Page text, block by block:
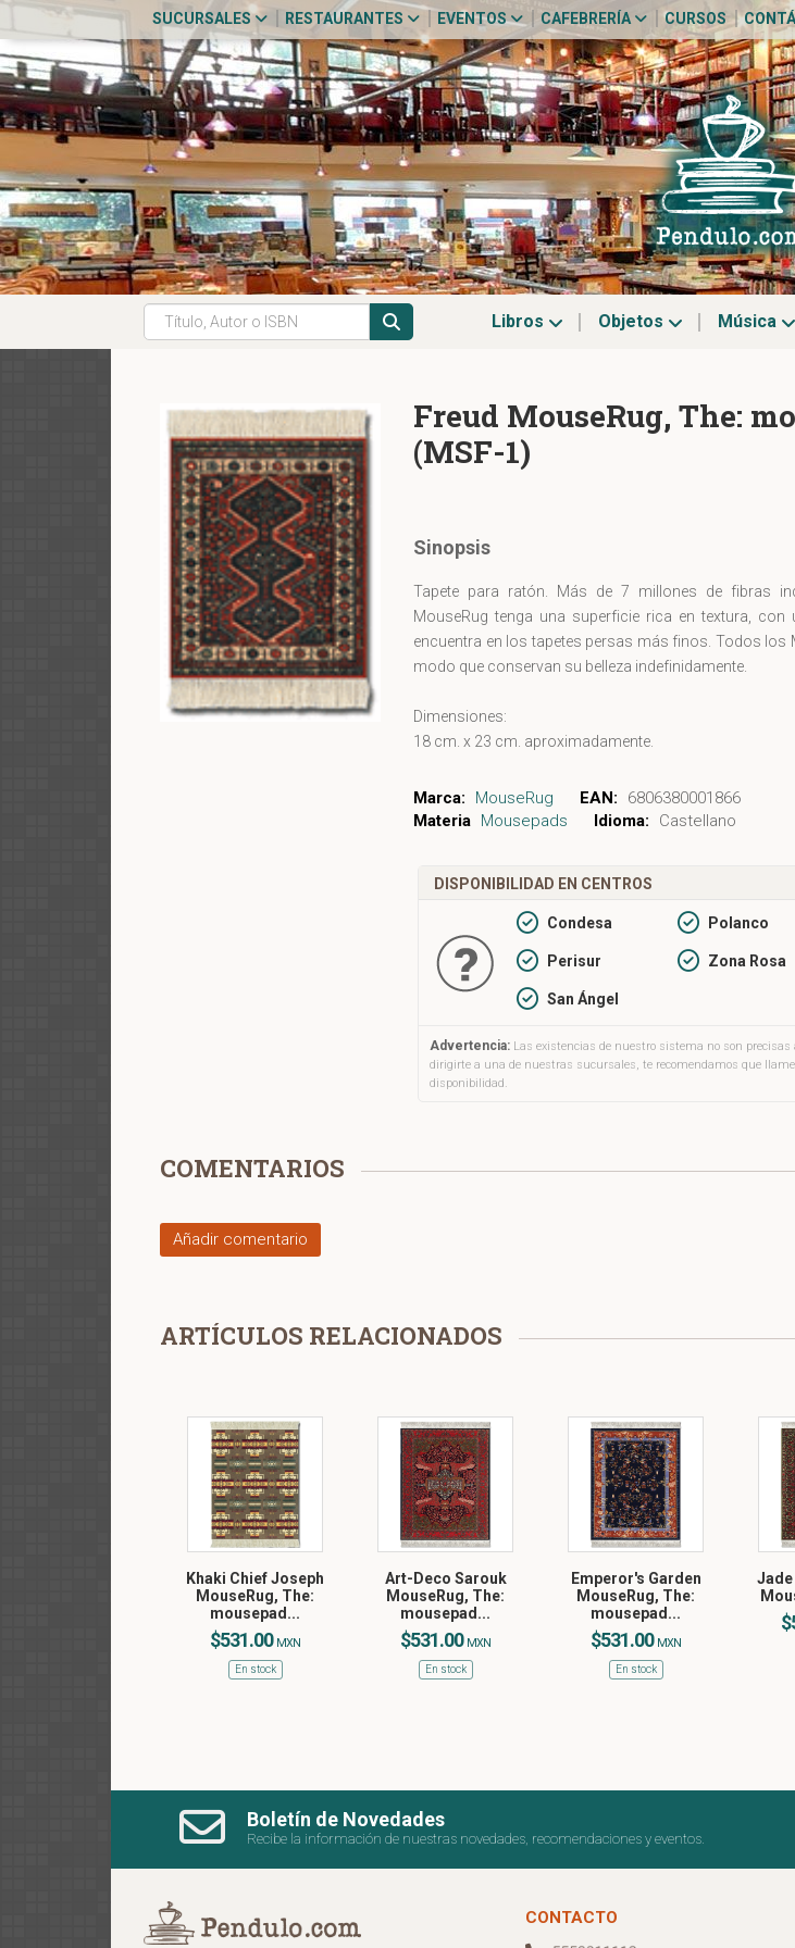
SUCURSALES RESTAURANTES EVENTOS CAFEBRERÍA CURSOS
Libros Objetos Música
Freud MouseRug, The:
(MSF-1)
Sinopsis
Tapete para ratón. Más de 7 millones de fibras
MouseRug tenga una superficie rica en textura,
encuentra en los tapetes persas más finos. Todos los
modo que conservan su belleza indefinidamente.
Dimensiones:
18 cm. x 23 cm. aproximadamente.
Marca: MouseRug EAN:
6806380001866
Materia Mousepads Idioma: Castellano
DISPONIBILIDAD EN CENTROS
Condesa Polanco
Perisur Zona Rosa
San Ángel
Advertencia: Las existencias de nuestro sistema no son precisas
dirigirte a una de nuestras sucursales, te recomendamos que
disponibilidad.
COMENTARIOS
Añadir comentario
ARTÍCULOS RELACIONADOS
Khaki Chief Joseph
MouseRug, The:
mousepad...
$531.00 MXN
En stock
Art-Deco Sarouk
MouseRug, The:
mousepad...
$531.00 MXN
En stock
Emperor's Garden
MouseRug, The:
mousepad...
$531.00 MXN
En stock
Jade
Boletín de Novedades
Recibe la información de nuestras novedades, recomendaciones y eventos.
CONTACTO